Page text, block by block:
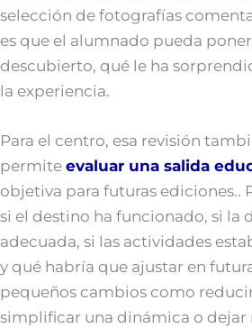
selección de fotografías
es que el alumnado pueda
descubierto, qué le ha
la experiencia.
Para el centro, esa revisión
permite evaluar una salida
objetiva para futuras ediciones..
si el destino ha funcionado, si la
adecuada, si las actividades
y qué habría que ajustar en
pequeños cambios como
simplificar una dinámica o